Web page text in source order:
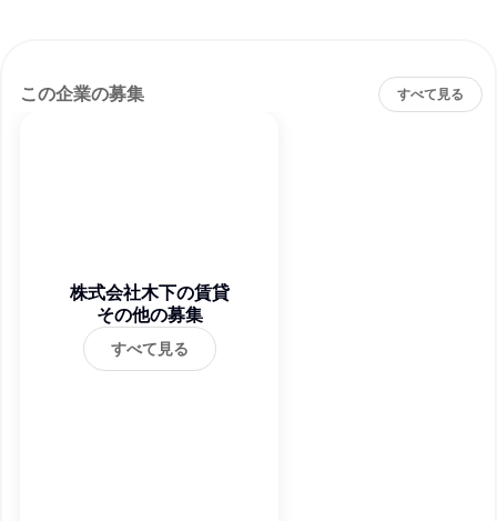
この企業の募集 すべて見る
株式会社木下の賃貸
その他の募集
すべて見る